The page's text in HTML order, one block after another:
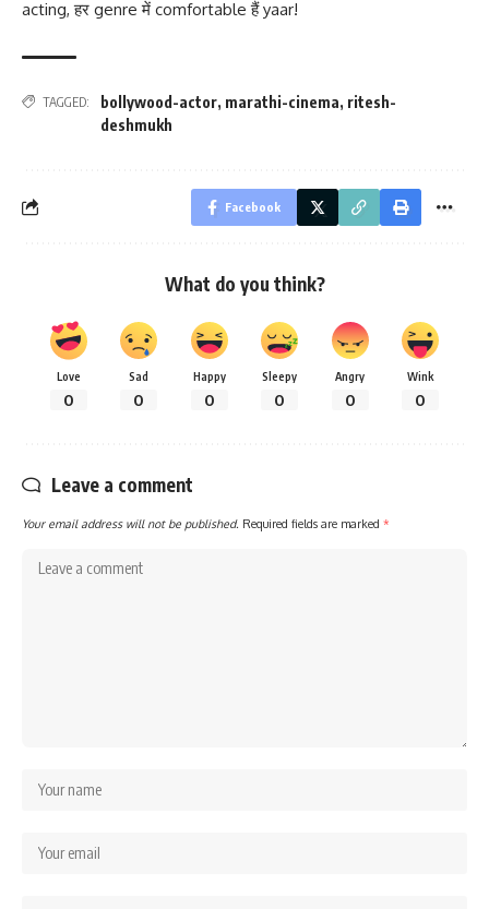
acting, हर genre में comfortable हैं yaar!
TAGGED: bollywood-actor, marathi-cinema, ritesh-
deshmukh
Facebook
What do you think?
Love
0
Sad
0
Happy
0
Sleepy
0
Angry
0
Wink
0
Leave a comment
Your email address will not be published. Required fields are marked *